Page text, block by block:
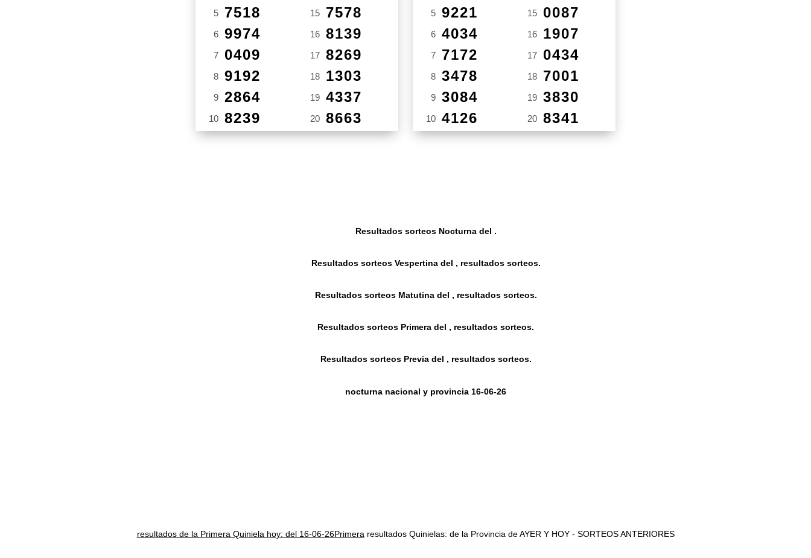
5 7518
6 9974
7 0409
8 9192
9 2864
10 8239
15 7578
16 8139
17 8269
18 1303
19 4337
20 8663
5 9221
6 4034
7 7172
8 3478
9 3084
10 4126
15 0087
16 1907
17 0434
18 7001
19 3830
20 8341
Resultados sorteos Nocturna del .
Resultados sorteos Vespertina del , resultados sorteos.
Resultados sorteos Matutina del , resultados sorteos.
Resultados sorteos Primera del , resultados sorteos.
Resultados sorteos Previa del , resultados sorteos.
nocturna nacional y provincia 16-06-26
resultados de la Primera Quiniela hoy: del 16-06-26Primera resultados Quinielas: de la Provincia de AYER Y HOY - SORTEOS ANTERIORES